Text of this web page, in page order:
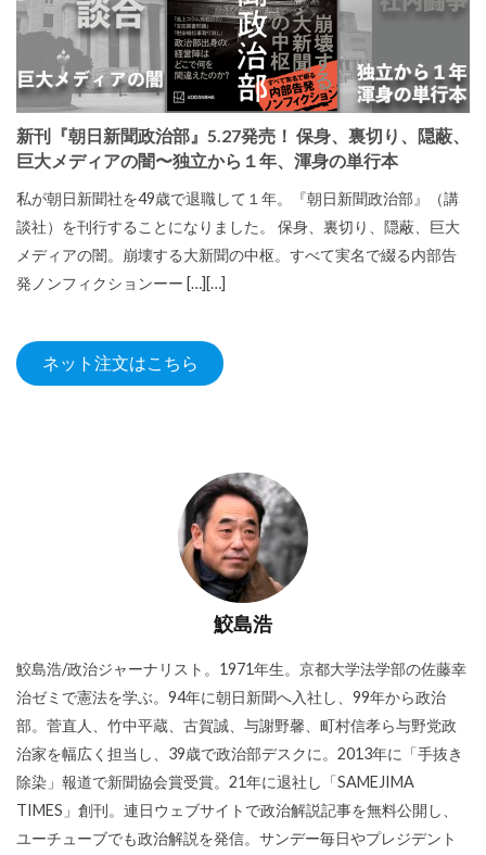
新刊『朝日新聞政治部』5.27発売！ 保身、裏切り、隠蔽、
巨大メディアの闇〜独立から１年、渾身の単行本
私が朝日新聞社を49歳で退職して１年。『朝日新聞政治部』（講
談社）を刊行することになりました。 保身、裏切り、隠蔽、巨大
メディアの闇。崩壊する大新聞の中枢。すべて実名で綴る内部告
発ノンフィクションーー […][…]
ネット注文はこちら
鮫島浩
鮫島浩/政治ジャーナリスト。1971年生。京都大学法学部の佐藤幸
治ゼミで憲法を学ぶ。94年に朝日新聞へ入社し、99年から政治
部。菅直人、竹中平蔵、古賀誠、与謝野馨、町村信孝ら与野党政
治家を幅広く担当し、39歳で政治部デスクに。2013年に「手抜き
除染」報道で新聞協会賞受賞。21年に退社し「SAMEJIMA
TIMES」創刊。連日ウェブサイトで政治解説記事を無料公開し、
ユーチューブでも政治解説を発信。サンデー毎日やプレジデント